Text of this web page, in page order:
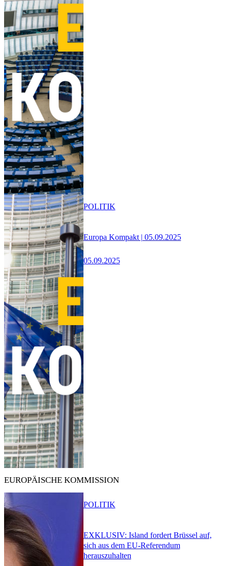
Europa Kompakt | 05.09.2025
05.09.2025
POLITIK
EUROPÄISCHE KOMMISSION
EXKLUSIV: Island fordert Brüssel auf,
sich aus dem EU-Referendum
herauszuhalten
POLITIK